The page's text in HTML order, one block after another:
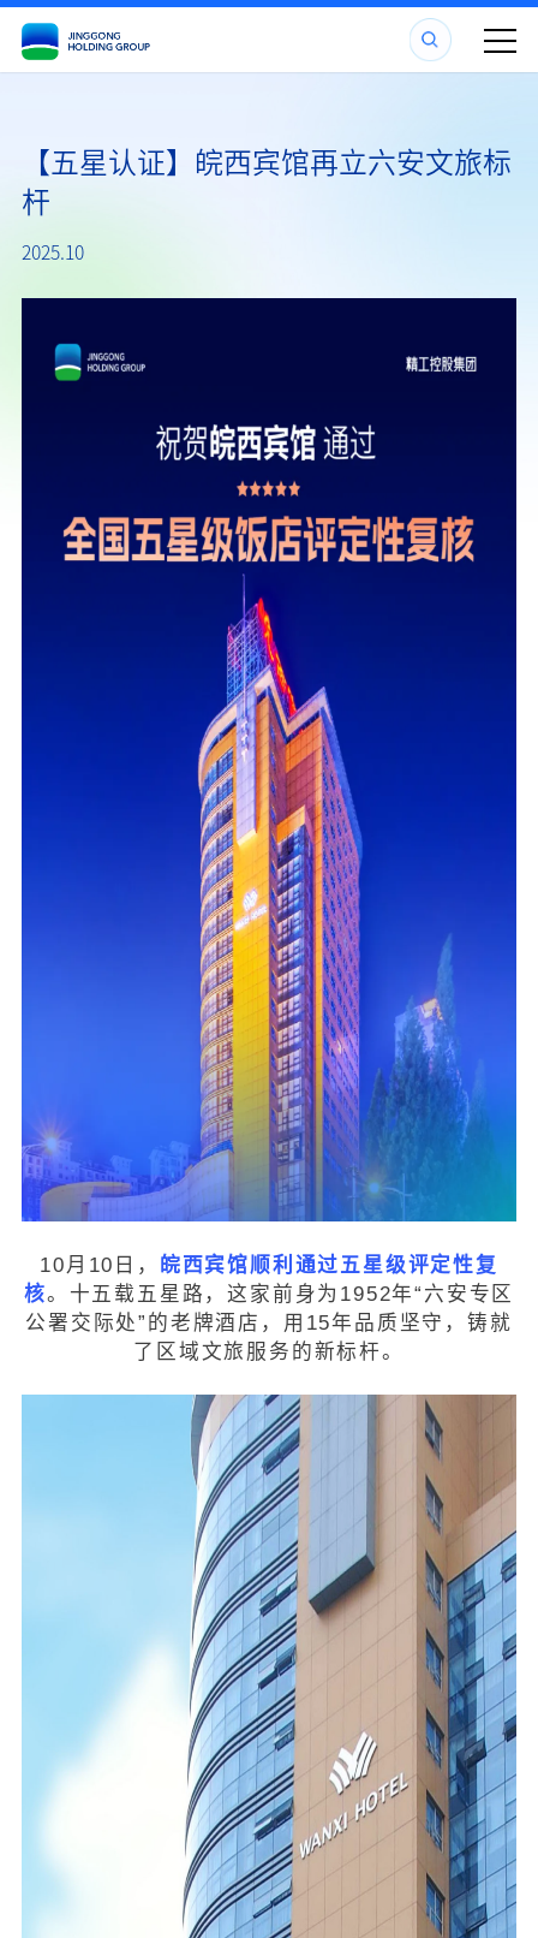
【五星认证】皖西宾馆再立六安文旅标
杆
2025.10
10月10日，
皖西宾馆顺利通过五星级评定性复
核。十五载五星路，这家前身为1952年“六安专区
公署交际处”的老牌酒店，用15年品质坚守，铸就
了区域文旅服务的新标杆。